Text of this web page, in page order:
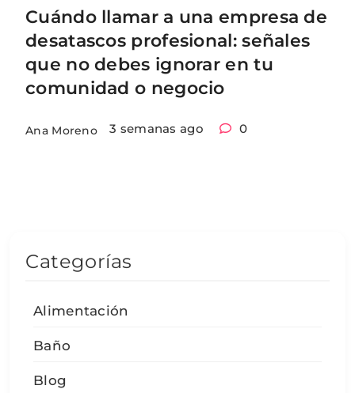
Cuándo llamar a una empresa de
desatascos profesional: señales
que no debes ignorar en tu
comunidad o negocio
Ana Moreno 3 semanas ago 0
Categorías
Alimentación
Baño
Blog